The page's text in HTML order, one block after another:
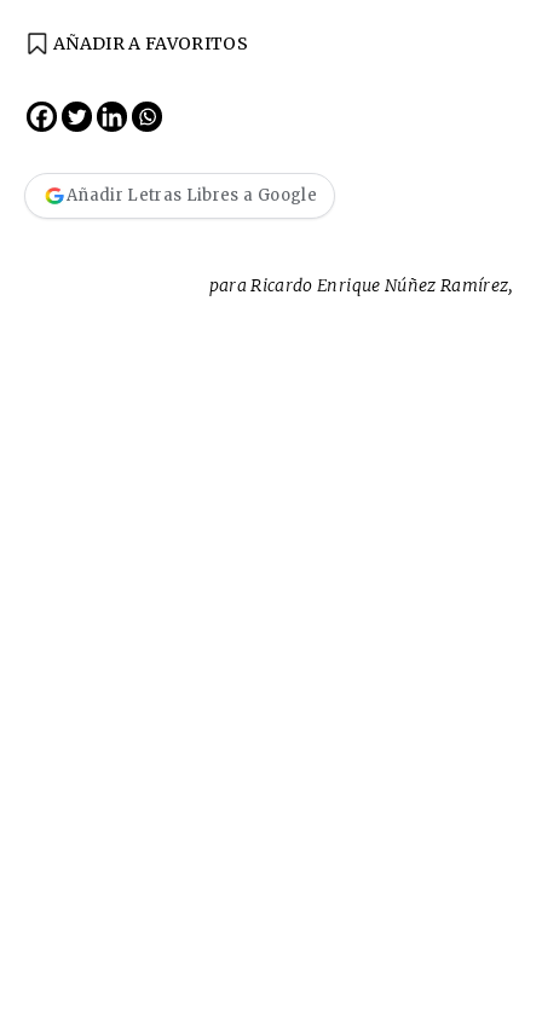
AÑADIR A FAVORITOS
Añadir Letras Libres a Google
para Ricardo Enrique Núñez Ramírez,